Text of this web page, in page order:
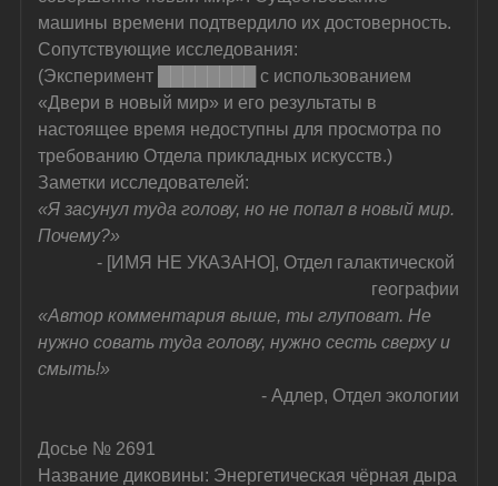
машины времени подтвердило их достоверность.
Сопутствующие исследования:
(Эксперимент ████████ с использованием
«Двери в новый мир» и его результаты в
настоящее время недоступны для просмотра по
требованию Отдела прикладных искусств.)
Заметки исследователей:
«Я засунул туда голову, но не попал в новый мир.
Почему?»
- [ИМЯ НЕ УКАЗАНО], Отдел галактической
географии
«Автор комментария выше, ты глуповат. Не
нужно совать туда голову, нужно сесть сверху и
смыть!»
- Адлер, Отдел экологии
Досье № 2691
Название диковины: Энергетическая чёрная дыра